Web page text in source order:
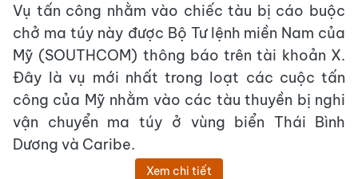
Vụ tấn công nhằm vào chiếc tàu bị cáo buộc
chở ma túy này được Bộ Tư lệnh miền Nam của
Mỹ (SOUTHCOM) thông báo trên tài khoản X.
Đây là vụ mới nhất trong loạt các cuộc tấn
công của Mỹ nhằm vào các tàu thuyền bị nghi
vận chuyển ma túy ở vùng biển Thái Bình
Dương và Caribe.
Xem chi tiết